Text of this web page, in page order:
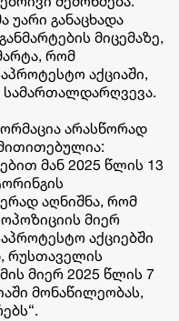
უარი განაცხადა
მიცემაზე,
რომ
აქციაში,
სამართალდარღვევა.
არასწორად
მან 2025 წლის 13
აღნიშნა, რომ
მიერ
აქციებში
რუსთაველის
მიერ 2025 წლის 7
მონაწილეობას,